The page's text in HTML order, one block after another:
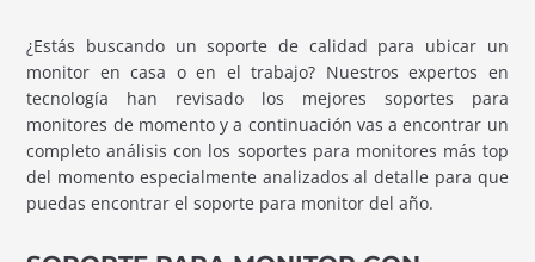
¿Estás buscando un soporte de calidad para ubicar un
monitor en casa o en el trabajo? Nuestros expertos en
tecnología han revisado los mejores soportes para
monitores de momento y a continuación vas a encontrar un
completo análisis con los soportes para monitores más top
del momento especialmente analizados al detalle para que
puedas encontrar el soporte para monitor del año.